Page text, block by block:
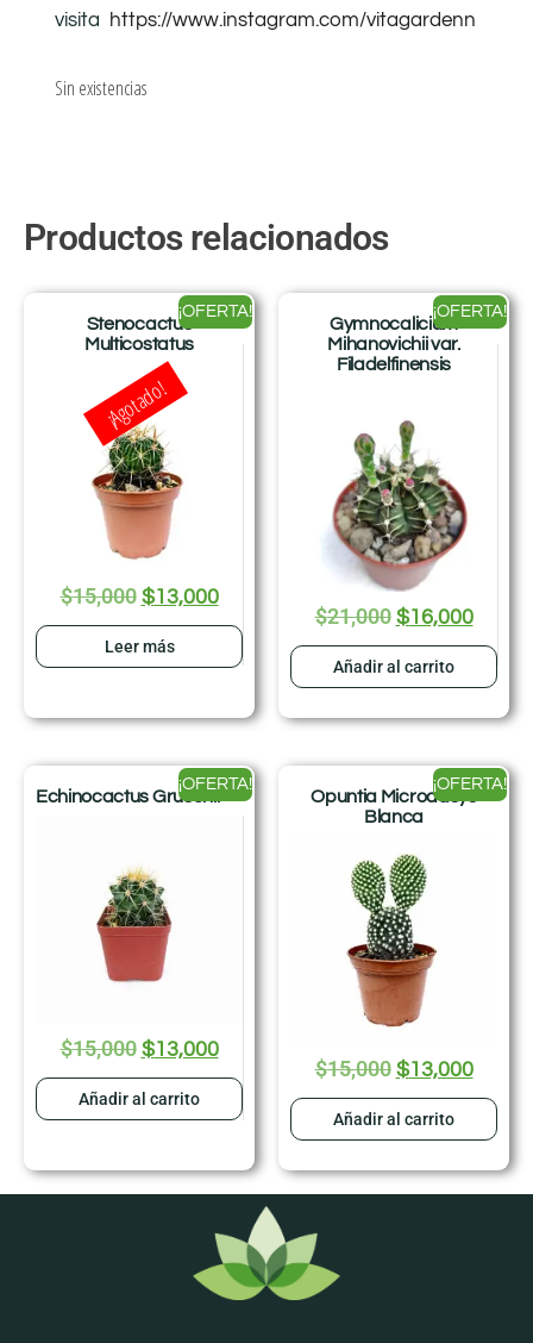
visita
https://www.instagram.com/vitagardenn
Sin existencias
Productos relacionados
Stenocactus
Multicostatus
¡OFERTA!
$15,000 $13,000
Leer más
¡Agotado!
Gymnocalicium
Mihanovichii var.
Filadelfinensis
¡OFERTA!
$21,000 $16,000
Añadir al carrito
Echinocactus Grusonii
¡OFERTA!
$15,000 $13,000
Añadir al carrito
Opuntia Microdasys
Blanca
¡OFERTA!
$15,000 $13,000
Añadir al carrito